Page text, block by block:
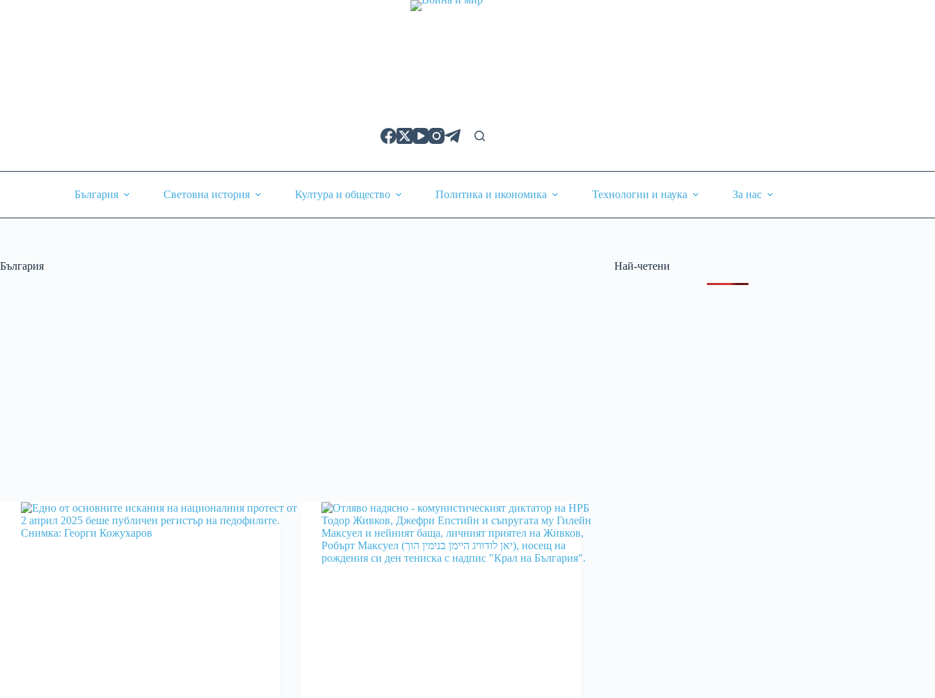
България Световна история Култура и общество Политика и икономика Технологии и наука За нас
България Най-четени